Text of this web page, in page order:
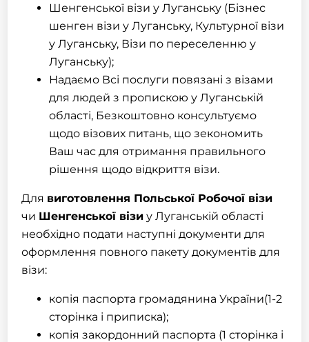
Шенгенської візи у Луганську (Бізнес
шенген візи у Луганську, Культурної візи
у Луганську, Візи по переселенню у
Луганську);
Надаємо Всі послуги повязані з візами
для людей з пропискою у Луганській
області, Безкоштовно консультуємо
щодо візових питань, що зекономить
Ваш час для отримання правильного
рішення щодо відкриття візи.
Для виготовлення Польської Робочої візи
чи Шенгенської візи у Луганській області
необхідно подати наступні документи для
оформлення повного пакету документів для
візи:
копія паспорта громадянина України(1-2
сторінка і приписка);
копія закордонний паспорта (1 сторінка і